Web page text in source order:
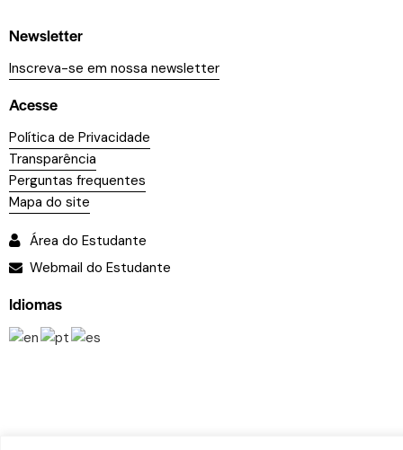
Newsletter
Inscreva-se em nossa newsletter
Acesse
Política de Privacidade
Transparência
Perguntas frequentes
Mapa do site
Área do Estudante
Webmail do Estudante
Idiomas